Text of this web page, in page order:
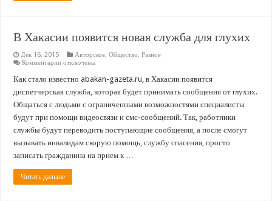
В Хакасии появится новая служба для глухих
Дек 16, 2015 Авторское,Общество,Разное
Комментариик
В
появится
служба
для
отключены
Как стало известно abakan-gazeta.ru, в Хакасии появится
диспетчерская служба, которая будет принимать сообщения от глухих.
Общаться с людьми с ограниченными возможностями специалисты
будут при помощи видеосвязи и смс-сообщений. Так, работники
службы будут переводить поступающие сообщения, а после смогут
вызывать инвалидам скорую помощь, службу спасения, просто
записать гражданина на прием к …
Читать дальше